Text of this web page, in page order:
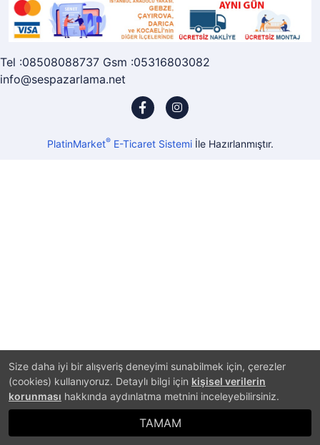
Size daha iyi bir alışveriş deneyimi sunabilmek için, çerezler
(cookies) kullanıyoruz. Detaylı bilgi için kişisel verilerin
korunması hakkında aydınlatma metnini inceleyebilirsiniz.
TAMAM
Tel :08508088737 Gsm :05316803082
info@sespazarlama.net
PlatinMarket®E-Ticaret Sistemiİle Hazırlanmıştır.